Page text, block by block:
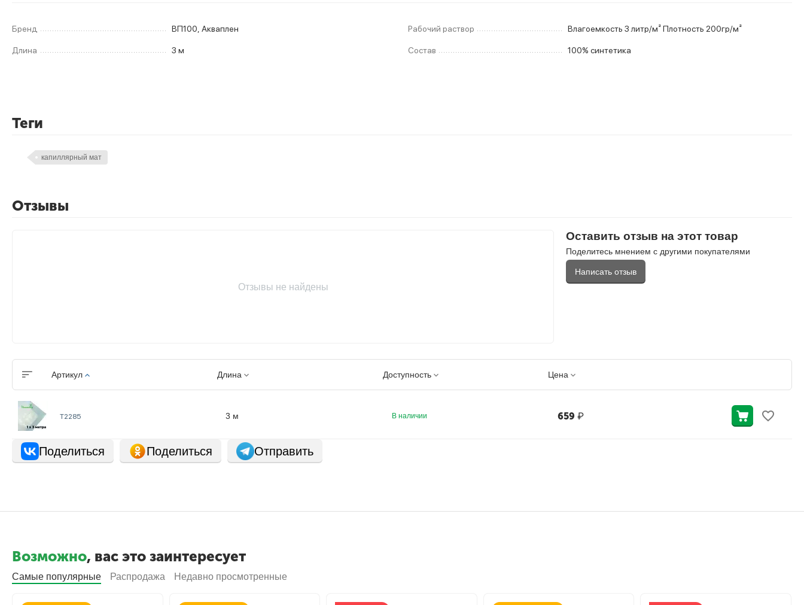
Бренд ВП100, Акваплен
Длина 3 м
Рабочий раствор Влагоемкость 3 литр/м² Плотность 200гр/м²
Состав 100% синтетика
Теги
капиллярный мат
Отзывы
Отзывы не найдены
Оставить отзыв на этот товар
Поделитесь мнением с другими покупателями
Написать отзыв
Артикул Длина Доступность Цена
Т2285 3 м В наличии 659 ₽
Поделиться Поделиться Отправить
Возможно, вас это заинтересует
Самые популярные Распродажа Недавно просмотренные